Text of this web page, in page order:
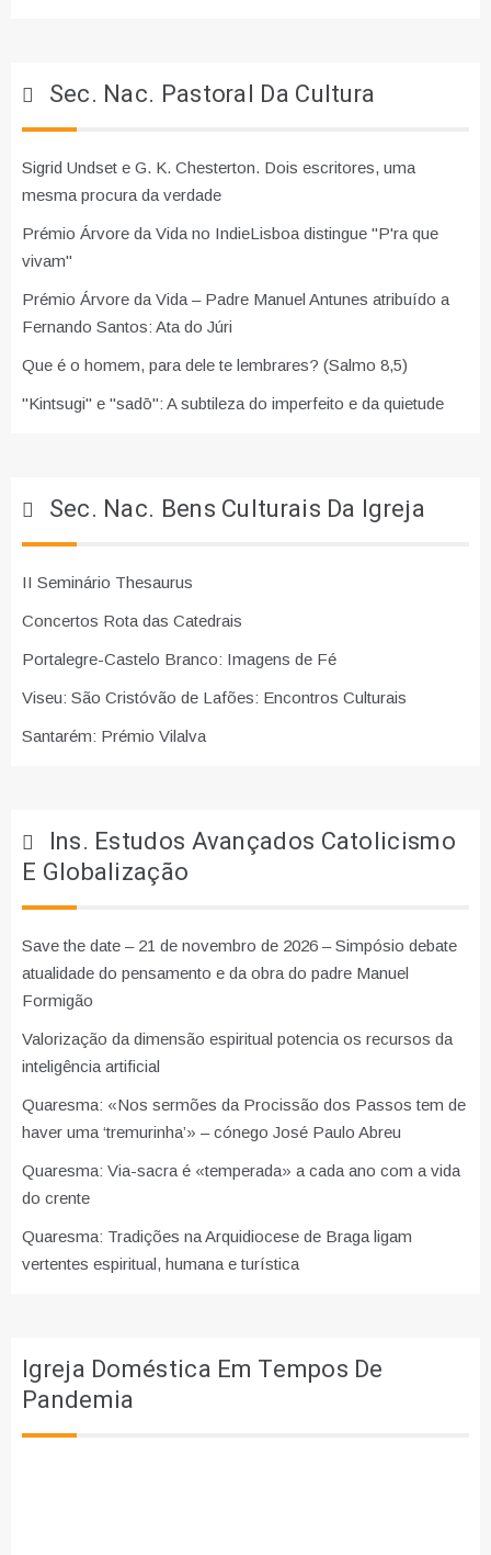
Sec. Nac. Pastoral Da Cultura
Sigrid Undset e G. K. Chesterton. Dois escritores, uma
mesma procura da verdade
Prémio Árvore da Vida no IndieLisboa distingue "P'ra que
vivam"
Prémio Árvore da Vida – Padre Manuel Antunes atribuído a
Fernando Santos: Ata do Júri
Que é o homem, para dele te lembrares? (Salmo 8,5)
"Kintsugi" e "sadō": A subtileza do imperfeito e da quietude
Sec. Nac. Bens Culturais Da Igreja
II Seminário Thesaurus
Concertos Rota das Catedrais
Portalegre-Castelo Branco: Imagens de Fé
Viseu: São Cristóvão de Lafões: Encontros Culturais
Santarém: Prémio Vilalva
Ins. Estudos Avançados Catolicismo
E Globalização
Save the date – 21 de novembro de 2026 – Simpósio debate
atualidade do pensamento e da obra do padre Manuel
Formigão
Valorização da dimensão espiritual potencia os recursos da
inteligência artificial
Quaresma: «Nos sermões da Procissão dos Passos tem de
haver uma ‘tremurinha’» – cónego José Paulo Abreu
Quaresma: Via-sacra é «temperada» a cada ano com a vida
do crente
Quaresma: Tradições na Arquidiocese de Braga ligam
vertentes espiritual, humana e turística
Igreja Doméstica Em Tempos De
Pandemia